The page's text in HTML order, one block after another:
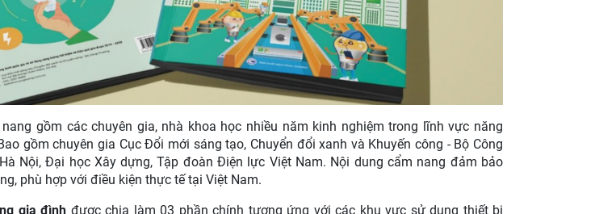
gồm các chuyên gia, nhà khoa học nhiều năm kinh nghiệm trong lĩnh vực năng
gồm chuyên gia Cục Đổi mới sáng tạo, Chuyển đổi xanh và Khuyến công - Bộ Công
Nội, Đại học Xây dựng, Tập đoàn Điện lực Việt Nam. Nội dung cẩm nang đảm bảo
phù hợp với điều kiện thực tế tại Việt Nam.
gia đình được chia làm 03 phần chính tương ứng với các khu vực sử dụng thiết bị